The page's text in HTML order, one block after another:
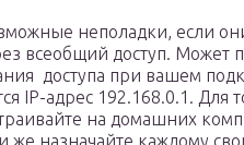
неполадки, если
всеобщий доступ. Может
доступа при вашем
IP-адрес 192.168.0.1. Для
на домашних
же назначайте каждому